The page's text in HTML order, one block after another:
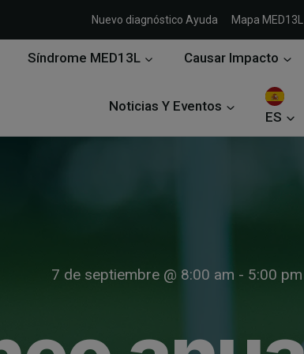
Nuevo diagnóstico Ayuda Mapa MED13L
Síndrome MED13L Causar Impacto
Noticias Y Eventos
ES
7 de septiembre @ 8:00 am - 5:00 pm